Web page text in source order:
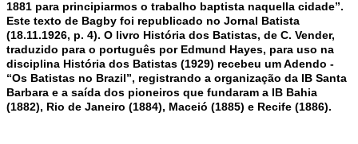
1881 para principiarmos o trabalho baptista naquella cidade”.
Este texto de Bagby foi republicado no Jornal Batista
(18.11.1926, p. 4). O livro História dos Batistas, de C. Vender,
traduzido para o português por Edmund Hayes, para uso na
disciplina História dos Batistas (1929) recebeu um Adendo -
“Os Batistas no Brazil”, registrando a organização da IB Santa
Barbara e a saída dos pioneiros que fundaram a IB Bahia
(1882), Rio de Janeiro (1884), Maceió (1885) e Recife (1886).